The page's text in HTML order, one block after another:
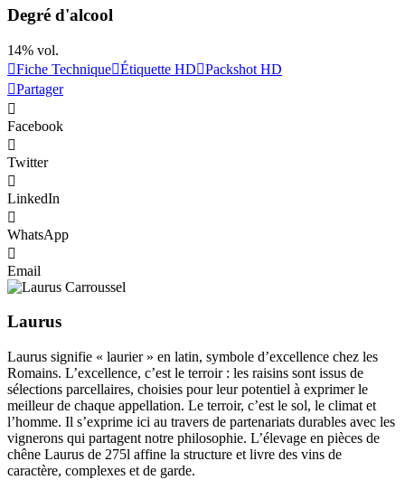
Degré d'alcool
14% vol.
Fiche Technique Étiquette HD
Packshot HD
Partager
Facebook
Twitter
LinkedIn
WhatsApp
Email
Laurus
Laurus signifie « laurier » en latin, symbole d’excellence chez les
Romains. L’excellence, c’est le terroir : les raisins sont issus de
sélections parcellaires, choisies pour leur potentiel à exprimer le
meilleur de chaque appellation. Le terroir, c’est le sol, le climat et
l’homme. Il s’exprime ici au travers de partenariats durables avec les
vignerons qui partagent notre philosophie. L’élevage en pièces de
chêne Laurus de 275l affine la structure et livre des vins de
caractère, complexes et de garde.